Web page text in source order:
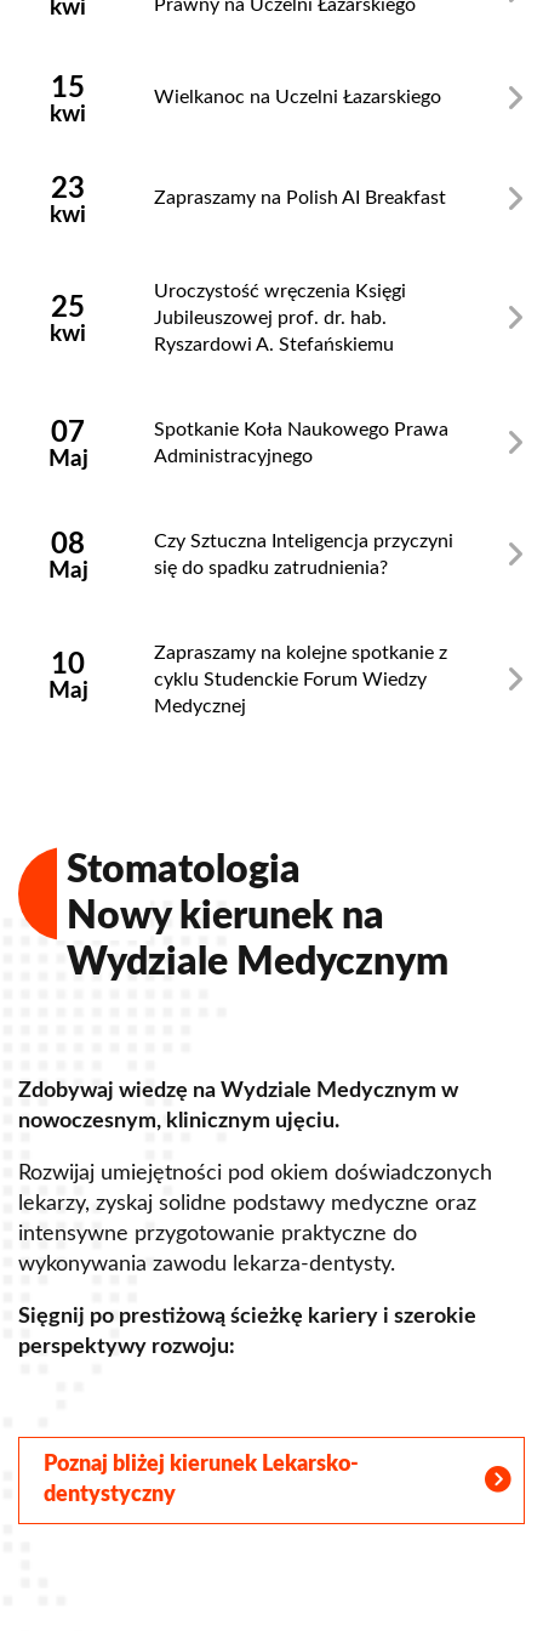
kwi Prawny na Uczelni Łazarskiego
15
kwi
Wielkanoc na Uczelni Łazarskiego
23
kwi
Zapraszamy na Polish AI Breakfast
25
kwi
Uroczystość wręczenia Księgi
Jubileuszowej prof. dr. hab.
Ryszardowi A. Stefańskiemu
07
Maj
Spotkanie Koła Naukowego Prawa
Administracyjnego
08
Maj
Czy Sztuczna Inteligencja przyczyni
się do spadku zatrudnienia?
10
Maj
Zapraszamy na kolejne spotkanie z
cyklu Studenckie Forum Wiedzy
Medycznej
Stomatologia
Nowy kierunek na
Wydziale Medycznym
Zdobywaj wiedzę na Wydziale Medycznym w
nowoczesnym, klinicznym ujęciu.
Rozwijaj umiejętności pod okiem doświadczonych
lekarzy, zyskaj solidne podstawy medyczne oraz
intensywne przygotowanie praktyczne do
wykonywania zawodu lekarza-dentysty.
Sięgnij po prestiżową ścieżkę kariery i szerokie
perspektywy rozwoju:
Poznaj bliżej kierunek Lekarsko-
dentystyczny